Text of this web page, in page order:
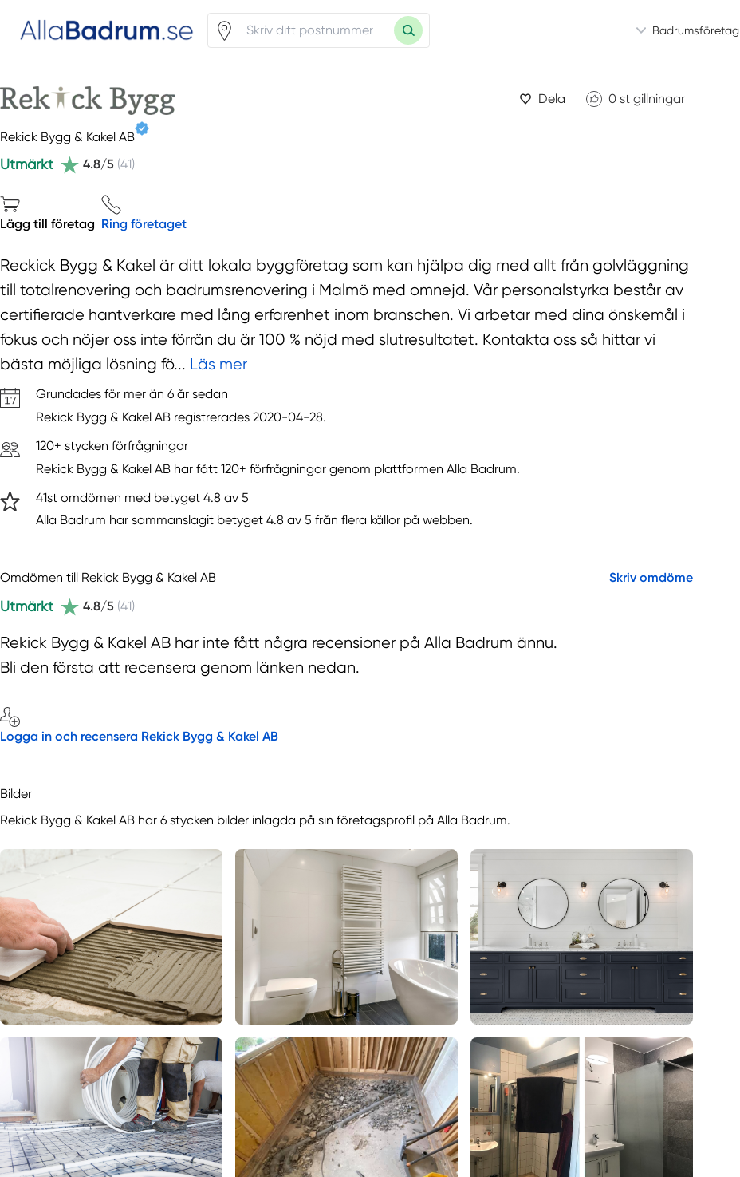
Badrumsföretag
Dela 0 st gillningar
Rekick Bygg & Kakel AB
Utmärkt 4.8/5 (41)
Lägg till företag Ring företaget
Reckick Bygg & Kakel är ditt lokala byggföretag som kan hjälpa dig med allt från golvläggning
till totalrenovering och badrumsrenovering i Malmö med omnejd. Vår personalstyrka består av
certifierade hantverkare med lång erfarenhet inom branschen. Vi arbetar med dina önskemål i
fokus och nöjer oss inte förrän du är 100 % nöjd med slutresultatet. Kontakta oss så hittar vi
bästa möjliga lösning fö... Läs mer
Grundades för mer än 6 år sedan
Rekick Bygg & Kakel AB registrerades 2020-04-28.
120+ stycken förfrågningar
Rekick Bygg & Kakel AB har fått 120+ förfrågningar genom plattformen Alla Badrum.
41st omdömen med betyget 4.8 av 5
Alla Badrum har sammanslagit betyget 4.8 av 5 från flera källor på webben.
Omdömen till Rekick Bygg & Kakel AB
Utmärkt 4.8/5 (41)
Skriv omdöme
Rekick Bygg & Kakel AB har inte fått några recensioner på Alla Badrum ännu.
Bli den första att recensera genom länken nedan.
Logga in och recensera Rekick Bygg & Kakel AB
Bilder
Rekick Bygg & Kakel AB har 6 stycken bilder inlagda på sin företagsprofil på Alla Badrum.